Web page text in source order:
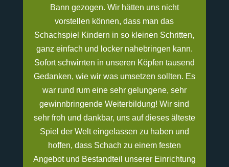
Bann gezogen. Wir hätten uns nicht
vorstellen können, dass man das
Schachspiel Kindern in so kleinen Schritten,
ganz einfach und locker nahebringen kann.
Sofort schwirrten in unseren Köpfen tausend
Gedanken, wie wir was umsetzen sollten. Es
war rund rum eine sehr gelungene, sehr
gewinnbringende Weiterbildung! Wir sind
sehr froh und dankbar, uns auf dieses älteste
Spiel der Welt eingelassen zu haben und
hoffen, dass Schach zu einem festen
Angebot und Bestandteil unserer Einrichtung